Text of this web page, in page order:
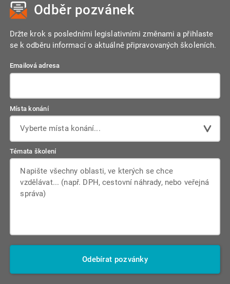
reagovat na rozhodnutí exekutora od měsíce následujícího
po doručení.
Odběr pozvánek
Držte krok s posledními legislativními změnami a přihlaste
se k odběru informací o aktuálně připravovaných školeních.
Emailová adresa
Místa konání
Vyberte místa konání...
Témata školení
Odebírat pozvánky